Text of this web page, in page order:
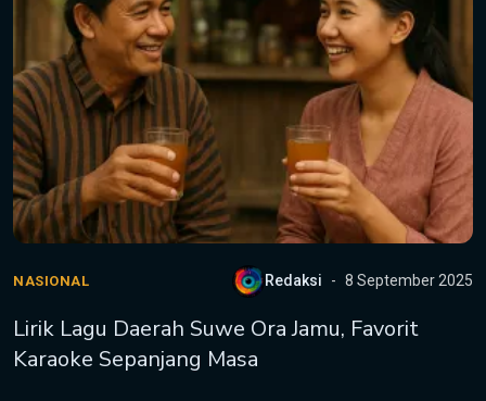
NASIONAL Redaksi 8 September 2025
Lirik Lagu Daerah Suwe Ora Jamu, Favorit
Karaoke Sepanjang Masa